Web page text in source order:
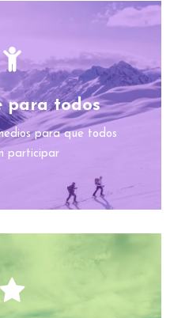
para todos
para que todos
participar